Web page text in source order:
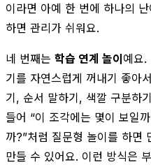
이라면 아예 한 번에 하나의
하면 관리가 쉬워요.
네 번째는 학습 연계 놀이예요.
기를 자연스럽게 꺼내기 좋아
기, 순서 말하기, 색깔 구분하
들어 “이 조각에는 몇이 보일
까?”처럼 질문형 놀이를 하면
만들 수 있어요. 이런 방식은